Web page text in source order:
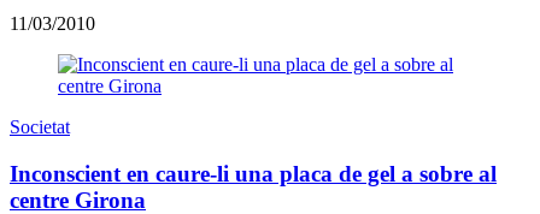
11/03/2010
Societat
Inconscient en caure-li una placa de gel a sobre al
centre Girona